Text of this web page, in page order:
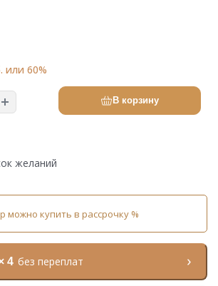
или 60%
В корзину
желаний
можно купить в рассрочку %
4 без переплат